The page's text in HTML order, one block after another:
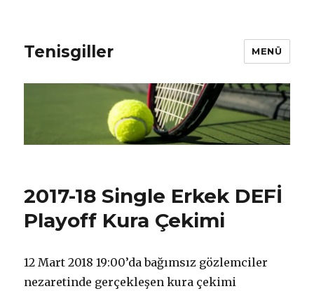
Tenisgiller MENÜ
2017-18 Single Erkek DEFİ
Playoff Kura Çekimi
12 Mart 2018 19:00’da bağımsız gözlemciler
nezaretinde gerçekleşen kura çekimi